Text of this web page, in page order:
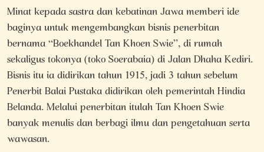
Minat kepada sastra dan kebatinan Jawa memberi ide
baginya untuk mengembangkan bisnis penerbitan
bernama “Boekhandel Tan Khoen Swie”, di rumah
sekaligus tokonya (toko Soerabaia) di Jalan Dhaha Kediri.
Bisnis itu ia didirikan tahun 1915, jadi 3 tahun sebelum
Penerbit Balai Pustaka didirikan oleh pemerintah Hindia
Belanda. Melalui penerbitan itulah Tan Khoen Swie
banyak menulis dan berbagi ilmu dan pengetahuan serta
wawasan.